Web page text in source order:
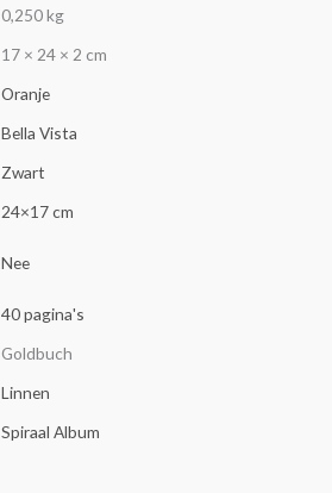
0,250 kg
17 × 24 × 2 cm
Oranje
Bella Vista
Zwart
24×17 cm
Nee
40 pagina's
Goldbuch
Linnen
Spiraal Album